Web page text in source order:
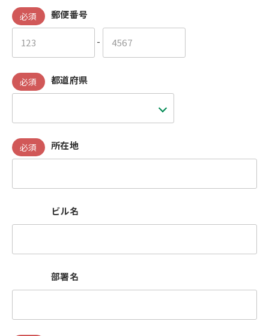
必須 郵便番号
-
必須 都道府県
必須 所在地
ビル名
部署名